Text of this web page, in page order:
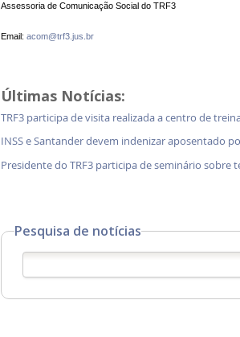
Assessoria de Comunicação Social do TRF3
Email: acom@trf3.jus.br
Últimas Notícias:
TRF3 participa de visita realizada a centro de
INSS e Santander devem indenizar aposentado
Presidente do TRF3 participa de seminário sobre
Pesquisa de notícias